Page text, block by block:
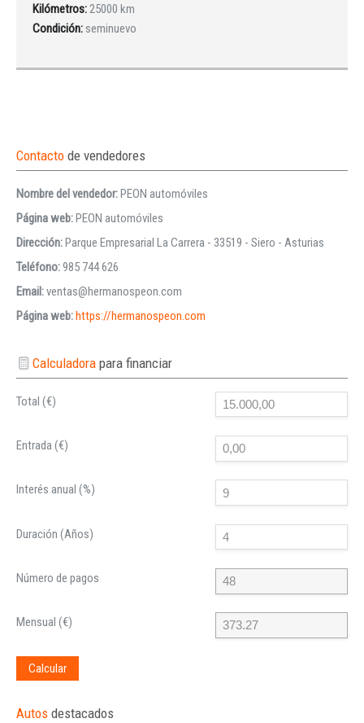
Kilómetros:25000 km
Condición: seminuevo
Contacto de vendedores
Nombre del vendedor:PEON automóviles
Página web:PEON automóviles
Dirección:Parque Empresarial La Carrera - 33519 - Siero - Asturias
Teléfono:985 744 626
Email:ventas@hermanospeon.com
Página web:https://hermanospeon.com
Calculadorapara financiar
Total (€)
Entrada (€)
Interés anual (%)
Duración (Años)
Número de pagos
Mensual (€)
Calcular
Autos destacados